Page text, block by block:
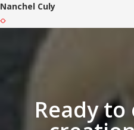
Nanchel Culy
Ready